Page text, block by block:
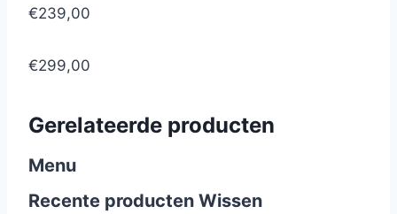
€239,00
€299,00
Gerelateerde producten
Menu
Recente producten Wissen